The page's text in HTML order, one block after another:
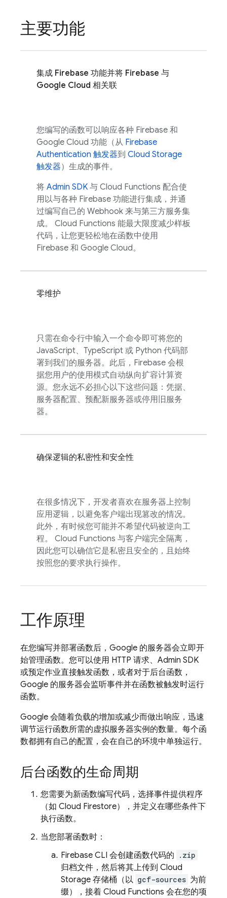
主要功能
集成 Firebase 功能并将 Firebase 与
Google Cloud 相关联
您编写的函数可以响应各种 Firebase 和
Google Cloud 功能（从 Firebase
Authentication 触发器到 Cloud Storage
触发器）生成的事件。
将 Admin SDK 与 Cloud Functions 配合使
用以与各种 Firebase 功能进行集成，并通
过编写自己的 Webhook 来与第三方服务集
成。 Cloud Functions 能最大限度减少样板
代码，让您更轻松地在函数中使用
Firebase 和 Google Cloud。
零维护
只需在命令行中输入一个命令即可将您的
JavaScript、TypeScript 或 Python 代码部
署到我们的服务器。此后，Firebase 会根
据您用户的使用模式自动纵向扩容计算资
源。您永远不必担心以下这些问题：凭据、
服务器配置、预配新服务器或停用旧服务
器。
确保逻辑的私密性和安全性
在很多情况下，开发者喜欢在服务器上控制
应用逻辑，以避免客户端出现篡改的情况。
此外，有时候您可能并不希望代码被逆向工
程。 Cloud Functions 与客户端完全隔离，
因此您可以确信它是私密且安全的，且始终
按照您的要求执行操作。
工作原理
在您编写并部署函数后，Google 的服务器会立即开
始管理函数。您可以使用 HTTP 请求、 Admin SDK
或预定作业直接触发函数，或者对于后台函数，
Google 的服务器会监听事件并在函数被触发时运行
函数。
Google 会随着负载的增加或减少而做出响应，迅速
调节运行函数所需的虚拟服务器实例的数量。每个函
数都拥有自己的配置，会在自己的环境中单独运行。
后台函数的生命周期
您需要为新函数编写代码，选择事件提供程序
（如 Cloud Firestore），并定义在哪些条件下
执行函数。
当您部署函数时：
Firebase CLI 会创建函数代码的 .zip
归档文件，然后将其上传到 Cloud
Storage 存储桶（以 gcf-sources 为前
缀），接着 Cloud Functions 会在您的项